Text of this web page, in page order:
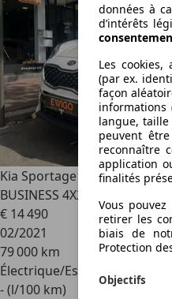
Kia Sportage1.6 CRDI 115
BUSINESS 4X2
€ 14 490
02/2021
79 000 km
Électrique/Essence
- (l/100 km)
données à
d’intérêts
Les
(par ex.
façon
langue, taille
peuvent
reconnaître
application
finalités
Vous
retirer les
biais de
Protection
Objectifs